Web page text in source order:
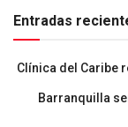
Entradas
Clínica del Caribe
Barranquilla